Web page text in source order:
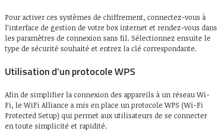
Pour activer ces systèmes de chiffrement, connectez-vous à
l’interface de gestion de votre box internet et rendez-vous dans
les paramètres de connexion sans fil. Sélectionnez ensuite le
type de sécurité souhaité et entrez la clé correspondante.
Utilisation d’un protocole WPS
Afin de simplifier la connexion des appareils à un réseau Wi-
Fi, le WiFi Alliance a mis en place un protocole WPS (Wi-Fi
Protected Setup) qui permet aux utilisateurs de se connecter
en toute simplicité et rapidité.